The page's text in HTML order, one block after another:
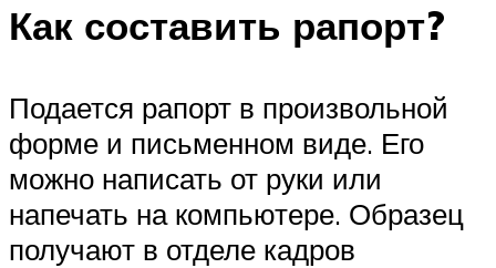
Как составить рапорт?
Подается рапорт в произвольной
форме и письменном виде. Его
можно написать от руки или
напечать на компьютере. Образец
получают в отделе кадров